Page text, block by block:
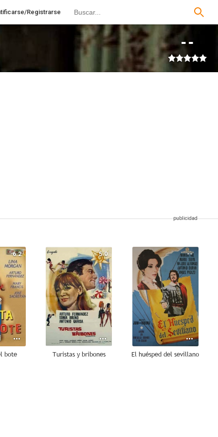
Registrarse
--
6.2
bote
5.0
Turistas y bribones
--
El huésped del sevillano